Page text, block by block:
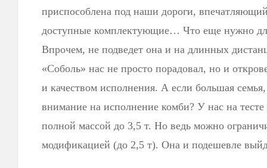
приспособлена под наши дороги,
доступ­ные комплектующие… Что еще нужно
Впрочем, не подведет она и на длинных
«Соболь» нас не просто порадовал, но и
и качеством исполнения. А если большая
внимание на исполнение комби? У нас на тесте
полной массой до 3,5 т. Но ведь можно
модификацией (до 2,5 т). Она и подешевле